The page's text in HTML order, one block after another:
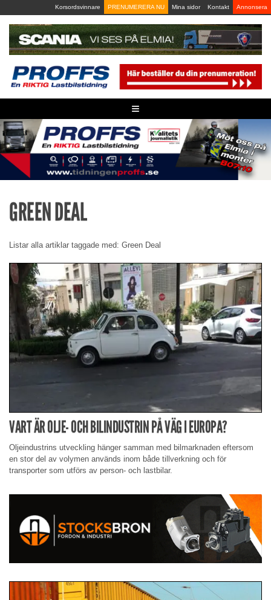
to
content
Korsordsvinnare PRENUMERERA NU Mina sidor Kontakt Annonsera
≡
GREEN DEAL
Listar alla artiklar taggade med: Green Deal
VART ÄR OLJE- OCH BILINDUSTRIN PÅ VÄG I EUROPA?
Oljeindustrins utveckling hänger samman med bilmarknaden eftersom
en stor del av volymen används inom både tillverkning och för
transporter som utförs av person- och lastbilar.